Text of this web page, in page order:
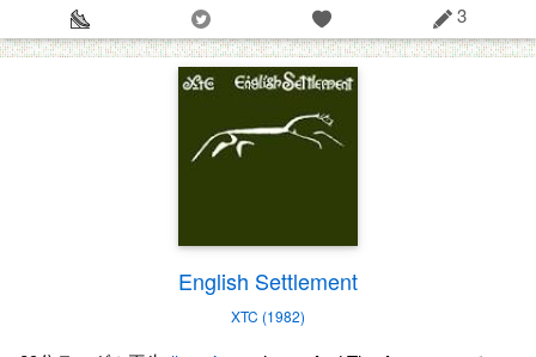
3
English Settlement
XTC (1982)